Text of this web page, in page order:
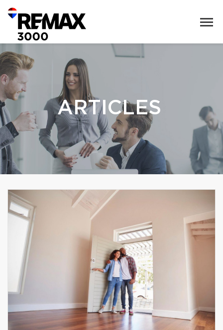
ARTICLES